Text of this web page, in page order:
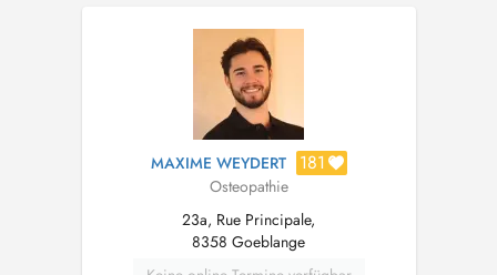
elderly), Perinatal osteopathy (pregnant women,
postpartum and newborns) & Pediatric ...
MAXIME WEYDERT 181
Osteopathie
23a, Rue Principale,
8358 Goeblange